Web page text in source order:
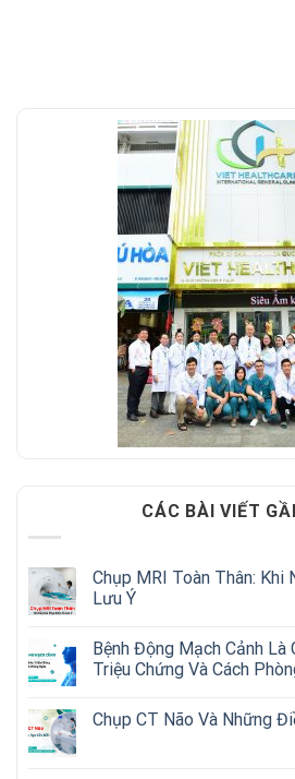
CÁC BÀI VIẾT
Chụp MRI Toàn Thân: Khi
Lưu Ý
Bệnh Động Mạch Cảnh Là
Triệu Chứng Và Cách
Chụp CT Não Và Những